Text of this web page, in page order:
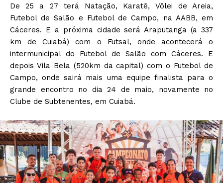
De 25 a 27 terá Natação, Karatê, Vôlei de Areia,
Futebol de Salão e Futebol de Campo, na AABB, em
Cáceres. E a próxima cidade será Araputanga (a 337
km de Cuiabá) com o Futsal, onde acontecerá o
intermunicipal do Futebol de Salão com Cáceres. E
depois Vila Bela (520km da capital) com o Futebol de
Campo, onde sairá mais uma equipe finalista para o
grande encontro no dia 24 de maio, novamente no
Clube de Subtenentes, em Cuiabá.